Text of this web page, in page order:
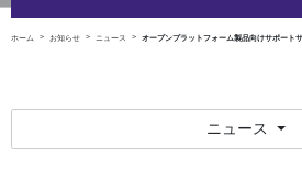
ホーム お知らせ ニュース オープンプラットフォーム製品向けサポート
ニュース